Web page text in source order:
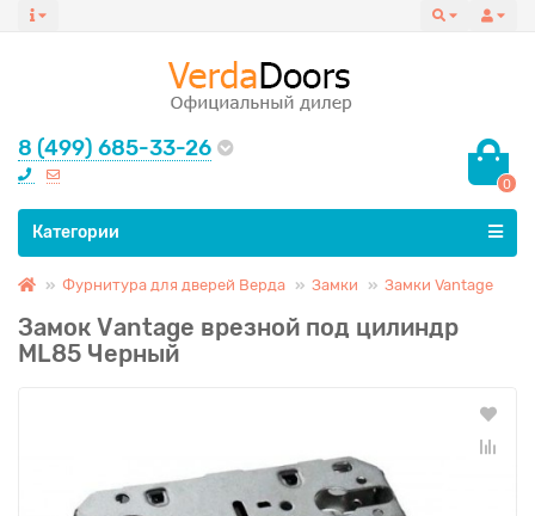
8 (499) 685-33-26
0
Все категории
Категории
Фурнитура для дверей Верда Замки Замки Vantage
Замок Vаntage врезной под цилиндр
ML85 Черный